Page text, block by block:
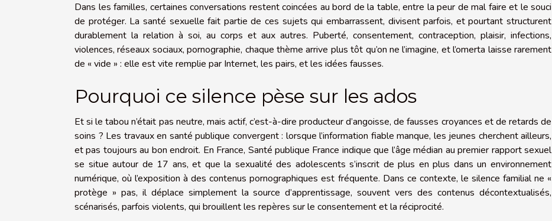
Dans les familles, certaines conversations restent coincées au bord de la table, entre la peur de mal faire et le souci
de protéger. La santé sexuelle fait partie de ces sujets qui embarrassent, divisent parfois, et pourtant structurent
durablement la relation à soi, au corps et aux autres. Puberté, consentement, contraception, plaisir, infections,
violences, réseaux sociaux, pornographie, chaque thème arrive plus tôt qu’on ne l’imagine, et l’omerta laisse rarement
de « vide » : elle est vite remplie par Internet, les pairs, et les idées fausses.
Pourquoi ce silence pèse sur les ados
Et si le tabou n’était pas neutre, mais actif, c’est-à-dire producteur d’angoisse, de fausses croyances et de retards de
soins ? Les travaux en santé publique convergent : lorsque l’information fiable manque, les jeunes cherchent ailleurs,
et pas toujours au bon endroit. En France, Santé publique France indique que l’âge médian au premier rapport sexuel
se situe autour de 17 ans, et que la sexualité des adolescents s’inscrit de plus en plus dans un environnement
numérique, où l’exposition à des contenus pornographiques est fréquente. Dans ce contexte, le silence familial ne «
protège » pas, il déplace simplement la source d’apprentissage, souvent vers des contenus décontextualisés,
scénarisés, parfois violents, qui brouillent les repères sur le consentement et la réciprocité.